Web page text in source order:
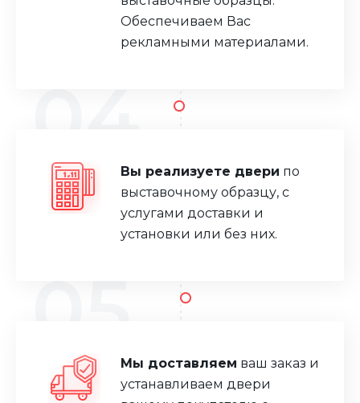
Обеспечиваем Вас
рекламными материалами.
Вы реализуете двери по
выставочному образцу, с
услугами доставки и
установки или без них.
Мы доставляем ваш заказ и
устанавливаем двери